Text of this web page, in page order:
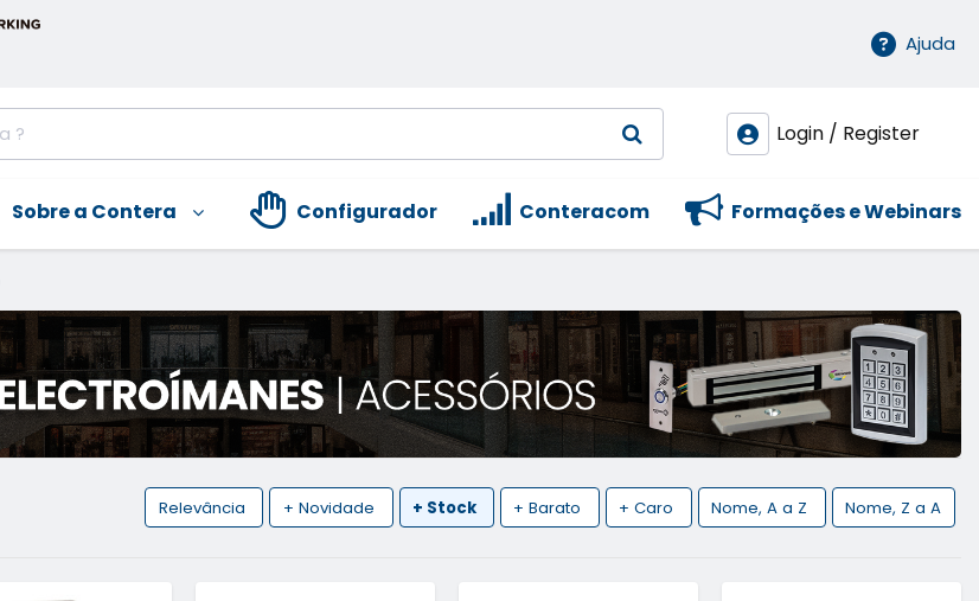
Ajuda
Login / Register
Sobre a Contera Formações e Webinars
Conteracom
Configurador
Relevância + Novidade + Stock + Barato + Caro Nome, A a Z Nome, Z a A